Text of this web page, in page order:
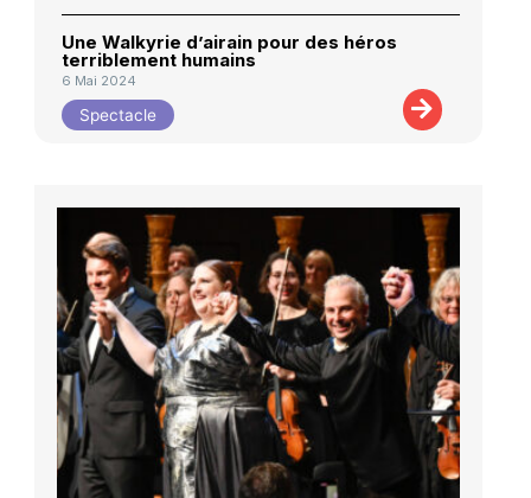
Une Walkyrie d’airain pour des héros
terriblement humains
6 Mai 2024
Spectacle